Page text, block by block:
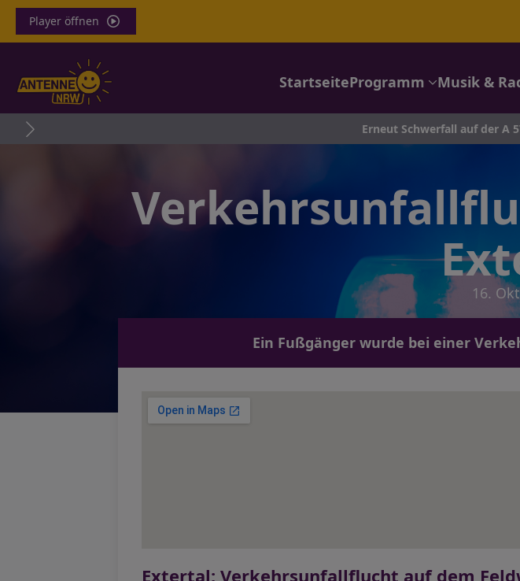
Player öffnen
StartseiteProgramm Musik &
Erneut Schwerfall auf der A 57: 85-
16.
Ein Fußgänger wurde bei einer
Extertal: Verkehrsunfallflucht auf dem